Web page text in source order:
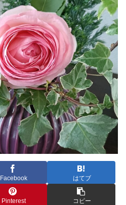
Facebook はてブ
Pinterest コピー